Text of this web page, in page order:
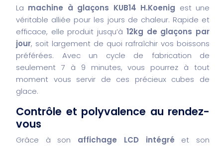
La machine à glaçons KUB14 H.Koenig est une
véritable alliée pour les jours de chaleur. Rapide et
efficace, elle produit jusqu’à 12kg de glaçons par
jour, soit largement de quoi rafraîchir vos boissons
préférées. Avec un cycle de fabrication de
seulement 7 à 9 minutes, vous pourrez à tout
moment vous servir de ces précieux cubes de
glace.
Contrôle et polyvalence au rendez-
vous
Grâce à son affichage LCD intégré et son